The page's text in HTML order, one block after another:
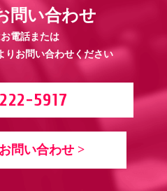
問い合わせ
電話または
りお問い合わせください
5917
問い合わせ >